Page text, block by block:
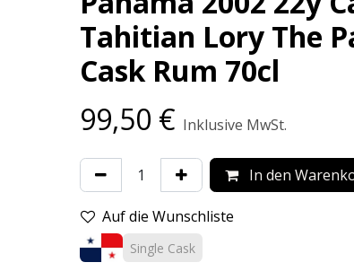
Tahitian Lory The
Cask Rum 70cl
99,50 € Inklusive MwSt.
In den
Auf die Wunschliste
Single Cask